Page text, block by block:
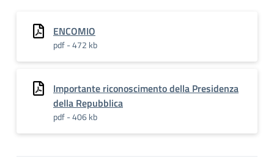
ENCOMIO
pdf - 472 kb
Importante riconoscimento della Presidenza
della Repubblica
pdf - 406 kb